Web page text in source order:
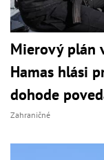
Mierový plán
Hamas hlási
dohode
Zahraničné